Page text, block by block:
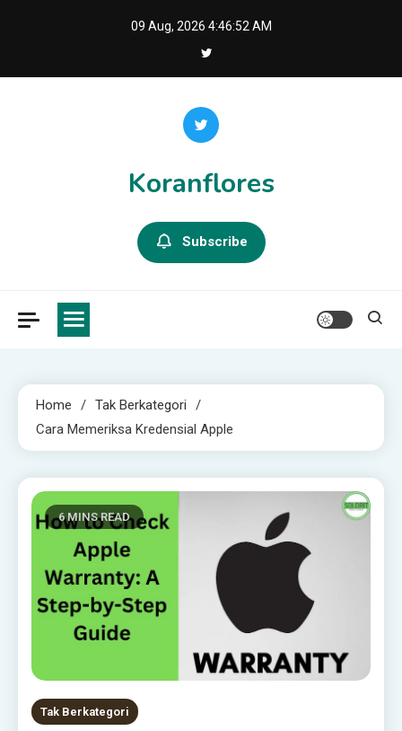
09 Aug, 2026 4:46:53 AM
Koranflores
Subscribe
Home
Tak Berkategori
Cara Memeriksa Kredensial Apple
6 MINS READ
Tak Berkategori